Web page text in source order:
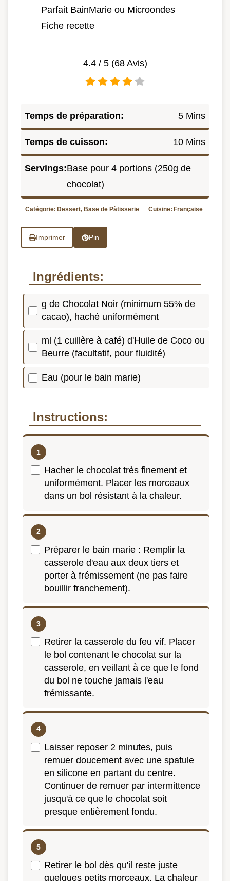
Parfait BainMarie ou Microondes
Fiche recette
4.4/ 5 (68Avis)
Temps de préparation: 5 Mins
Temps de cuisson: 10 Mins
Servings:Base pour 4 portions (250g de
chocolat)
Catégorie: Dessert, Base de Pâtisserie Cuisine: Française
Imprimer Pin
Ingrédients:
g de Chocolat Noir (minimum 55% de
cacao), haché uniformément
ml (1 cuillère à café) d'Huile de Coco ou
Beurre (facultatif, pour fluidité)
Eau (pour le bain marie)
Instructions:
Hacher le chocolat très finement et
uniformément. Placer les morceaux
dans un bol résistant à la chaleur.
Préparer le bain marie : Remplir la
casserole d'eau aux deux tiers et
porter à frémissement (ne pas faire
bouillir franchement).
Retirer la casserole du feu vif. Placer
le bol contenant le chocolat sur la
casserole, en veillant à ce que le fond
du bol ne touche jamais l'eau
frémissante.
Laisser reposer 2 minutes, puis
remuer doucement avec une spatule
en silicone en partant du centre.
Continuer de remuer par intermittence
jusqu'à ce que le chocolat soit
presque entièrement fondu.
Retirer le bol dès qu'il reste juste
quelques petits morceaux. La chaleur